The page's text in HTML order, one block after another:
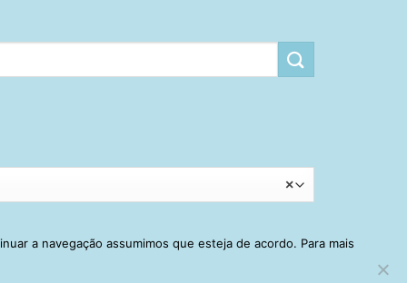
×
a navegação assumimos que esteja de acordo. Para mais